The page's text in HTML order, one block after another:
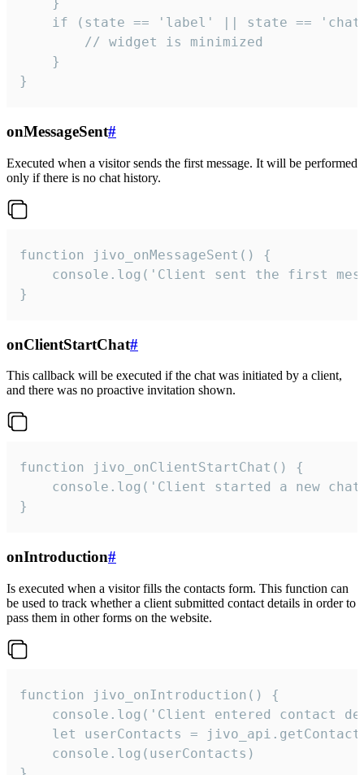
    }
if (state == 'label' || state ==
        // widget is minimized
    }
}
onMessageSent#
Executed when a visitor sends the first message. It will be performed
only if there is no chat history.
function jivo_onMessageSent() {
console.log('Client sent the first
}
onClientStartChat#
This callback will be executed if the chat was initiated by a client,
and there was no proactive invitation shown.
function jivo_onClientStartChat() {
console.log('Client started a new
}
onIntroduction#
Is executed when a visitor fills the contacts form. This function can
be used to track whether a client submitted contact details in order to
pass them in other forms on the website.
function jivo_onIntroduction() {
console.log('Client entered contact
let userContacts =
    console.log(userContacts)